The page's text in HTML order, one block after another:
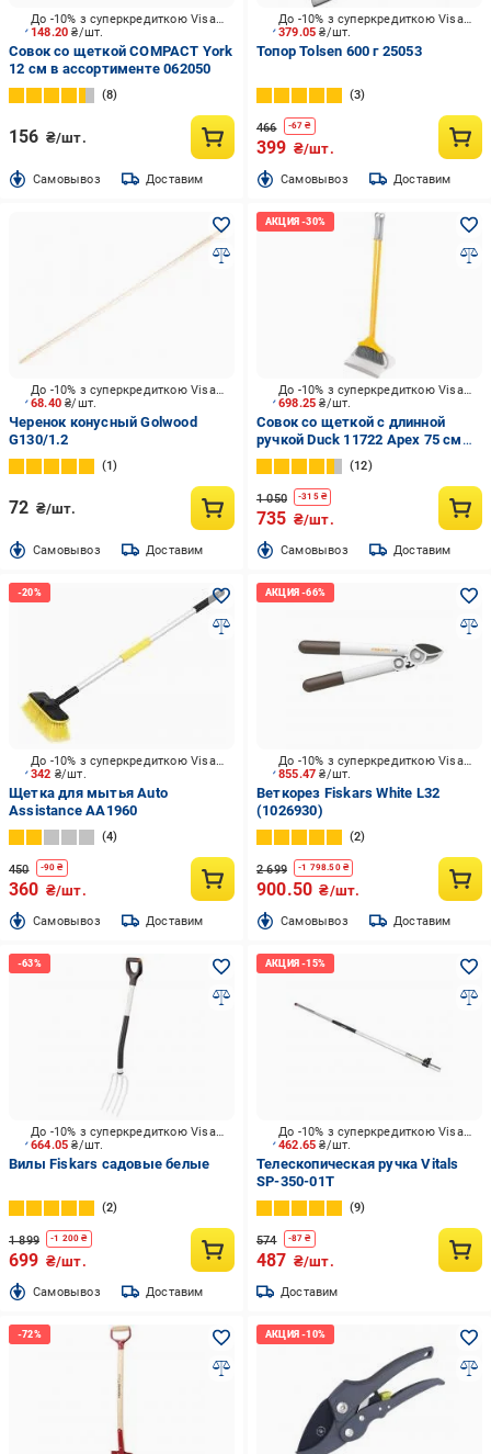
148.20₴/шт.
До -10% з суперкредиткою Visa Вигода
Совок со щеткой COMPACT York
12 см в ассортименте 062050
8
156 ₴/шт.
Cамовывоз Доставим
379.05₴/шт.
До -10% з суперкредиткою Visa Вигода
Топор Tolsen 600 г 25053
3
466 -67 ₴
399 ₴/шт.
Cамовывоз Доставим
68.40₴/шт.
До -10% з суперкредиткою Visa Вигода
Черенок конусный Golwood
G130/1.2
1
72 ₴/шт.
Cамовывоз Доставим
698.25₴/шт.
До -10% з суперкредиткою Visa Вигода
Совок со щеткой с длинной
ручкой Duck 11722 Apex 75 см
желтый
12
1 050 -315₴
735 ₴/шт.
Cамовывоз Доставим
342 ₴/шт.
До -10% з суперкредиткою Visa Вигода
Щетка для мытья Auto
Assistance AA1960
4
450 -90 ₴
360 ₴/шт.
Cамовывоз Доставим
855.47₴/шт.
До -10% з суперкредиткою Visa Вигода
Веткорез Fiskars White L32
(1026930)
2
2 699 -1 798.50₴
900.50 ₴/шт.
Cамовывоз Доставим
664.05₴/шт.
До -10% з суперкредиткою Visa Вигода
Вилы Fiskars садовые белые
2
1 899 -1 200 ₴
699 ₴/шт.
Cамовывоз Доставим
462.65₴/шт.
До -10% з суперкредиткою Visa Вигода
Телескопическая ручка Vitals
SP-350-01T
9
574 -87 ₴
487 ₴/шт.
Доставим